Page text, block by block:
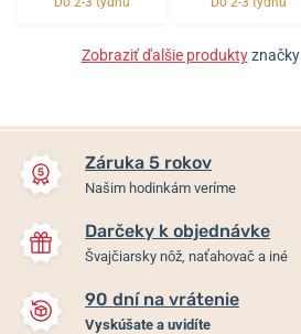
Zobraziť ďalšie produktyznačky
Záruka 5 rokov
Našim hodinkám veríme
Darčeky k objednávke
Švajčiarsky nôž, naťahovač a iné
90 dní na vrátenie
Vyskúšate a uvidíte